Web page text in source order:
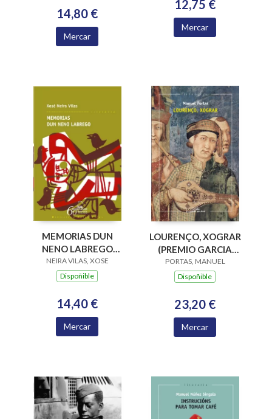
14,80 €
Mercar
12,75 €
Mercar
MEMORIAS DUN
NENO LABREGO
(B.N.VILAS)
NEIRA VILAS, XOSE
Dispoñible
14,40 €
Mercar
LOURENÇO, XOGRAR
(PREMIO GARCIA
BARROS 2015)
PORTAS, MANUEL
Dispoñible
23,20 €
Mercar